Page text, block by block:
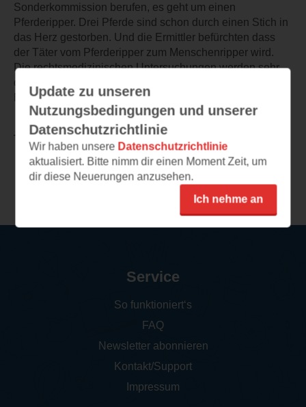
Sonderkommission berufen, es geht um einen
Pferderipper. Drei Pferde sind schon durch einen Stich in
das Herz gestorben. Und die Ermittler befürchten dass
der Täter vom Pferderipper zum Menschenripper wird.
Die rechtsmedizinischen Untersuchungen werden sehr
detailgenau beschrieben, wie immer in den Büchern von
Michael Tsokos
TEILEN
Weitere Rezensionen
Update zu unseren
Nutzungsbedingungen und unserer
Datenschutzrichtlinie
Wir haben unsere Datenschutzrichtlinie
aktualisiert. Bitte nimm dir einen Moment Zeit, um
dir diese Neuerungen anzusehen.
Ich nehme an
Service
So funktioniert‘s
FAQ
Newsletter abonnieren
Kontakt/Support
Impressum